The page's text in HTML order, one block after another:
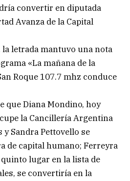
convertir en diputada
Avanza de la Capital
letrada mantuvo una nota
«La mañana de la
Roque 107.7 mhz conduce
que Diana Mondino, hoy
la Cancillería Argentina
Sandra Pettovello se
de capital humano; Ferreyra
lugar en la lista de
se convertiría en la